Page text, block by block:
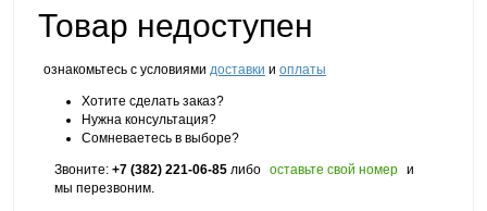
Товар недоступен
ознакомьтесь с условиями доставки и оплаты
Хотите сделать заказ?
Нужна консультация?
Сомневаетесь в выборе?
Звоните: +7 (382) 221-06-85 либо оставьте свой номер и
мы перезвоним.